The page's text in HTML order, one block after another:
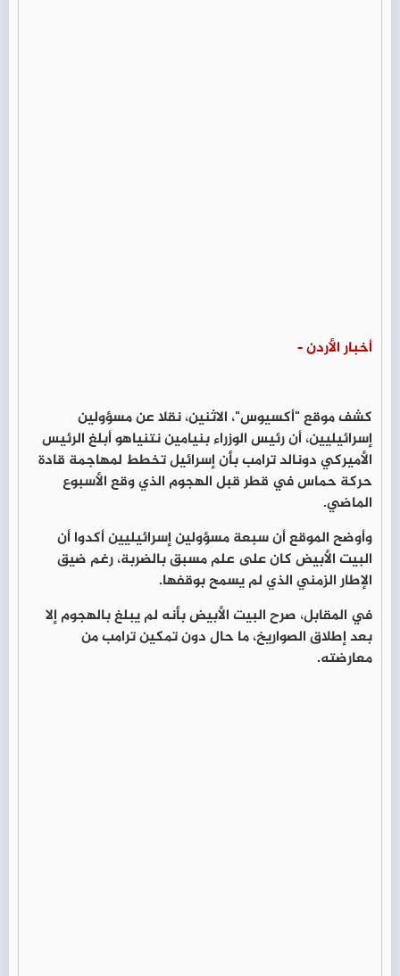
أخبار الأردن -
كشف موقع "أكسيوس"، الاثنين، نقلا عن مسؤولين
إسرائيليين، أن رئيس الوزراء بنيامين نتنياهو أبلغ الرئيس
الأميركي دونالد ترامب بأن إسرائيل تخطط لمهاجمة قادة
حركة حماس في قطر قبل الهجوم الذي وقع الأسبوع
الماضي.
وأوضح الموقع أن سبعة مسؤولين إسرائيليين أكدوا أن
البيت الأبيض كان على علم مسبق بالضربة، رغم ضيق
الإطار الزمني الذي لم يسمح بوقفها.
في المقابل، صرح البيت الأبيض بأنه لم يبلغ بالهجوم إلا
بعد إطلاق الصواريخ، ما حال دون تمكين ترامب من
معارضته.